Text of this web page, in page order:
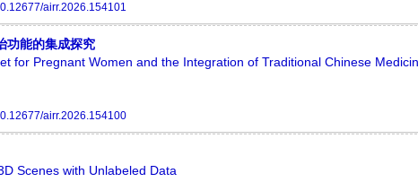
airr.2026.154101
功能的集成探究
for Pregnant Women and the Integration of Traditional Chinese
airr.2026.154100
Scenes with Unlabeled Data